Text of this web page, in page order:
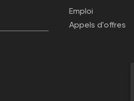
Emploi
Appels d'offres